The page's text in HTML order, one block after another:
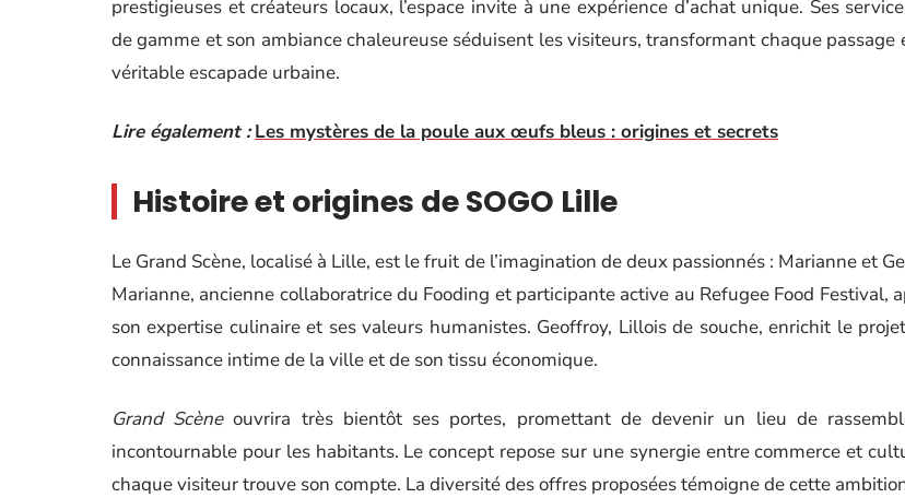
prestigieuses et créateurs locaux, l’espace invite à une expérience d’achat unique. Ses
de gamme et son ambiance chaleureuse séduisent les visiteurs, transformant chaque passage
véritable escapade urbaine.
Lire également : Les mystères de la poule aux œufs bleus : origines et secrets
Histoire et origines de SOGO Lille
Le Grand Scène, localisé à Lille, est le fruit de l’imagination de deux passionnés : Marianne et
Marianne, ancienne collaboratrice du Fooding et participante active au Refugee Food Festival,
son expertise culinaire et ses valeurs humanistes. Geoffroy, Lillois de souche, enrichit le
connaissance intime de la ville et de son tissu économique.
Grand Scèneouvrira très bientôt ses portes, promettant de devenir un lieu de
incontournable pour les habitants. Le concept repose sur une synergie entre commerce et
chaque visiteur trouve son compte. La diversité des offres proposées témoigne de cette